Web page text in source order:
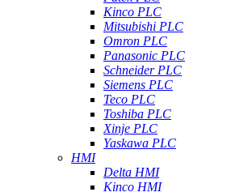
Kinco PLC
Mitsubishi PLC
Omron PLC
Panasonic PLC
Schneider PLC
Siemens PLC
Teco PLC
Toshiba PLC
Xinje PLC
Yaskawa PLC
HMI
Delta HMI
Kinco HMI